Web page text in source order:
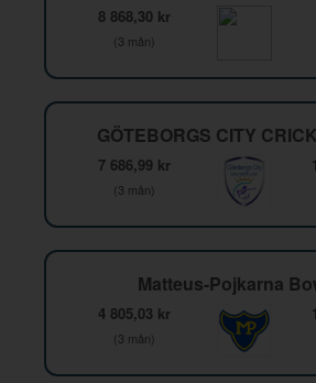
8 868,30 kr
(3 mån)
GÖTEBORGS CITY
7 686,99 kr
(3 mån)
Matteus-Pojkarna
4 805,03 kr
(3 mån)